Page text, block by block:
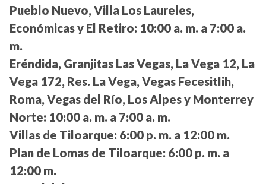
Pueblo Nuevo, Villa Los Laureles,
Económicas y El Retiro: 10:00 a. m. a 7:00 a.
m.
Eréndida, Granjitas Las Vegas, La Vega 12, La
Vega 172, Res. La Vega, Vegas Fecesitlih,
Roma, Vegas del Río, Los Alpes y Monterrey
Norte: 10:00 a. m. a 7:00 a. m.
Villas de Tiloarque: 6:00 p. m. a 12:00 m.
Plan de Lomas de Tiloarque: 6:00 p. m. a
12:00 m.